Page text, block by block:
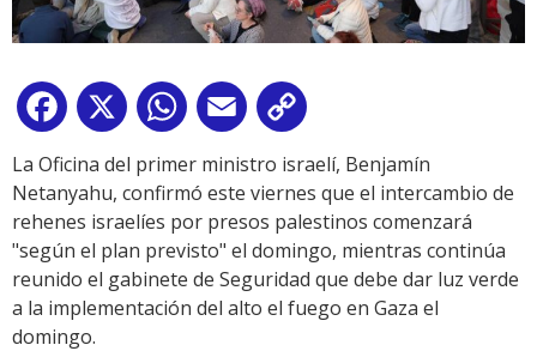
Facebook
X WhatsApp
Email
Link
La Oficina del primer ministro israelí, Benjamín
Netanyahu, confirmó este viernes que el intercambio de
rehenes israelíes por presos palestinos comenzará
"según el plan previsto" el domingo, mientras continúa
reunido el gabinete de Seguridad que debe dar luz verde
a la implementación del alto el fuego en Gaza el
domingo.